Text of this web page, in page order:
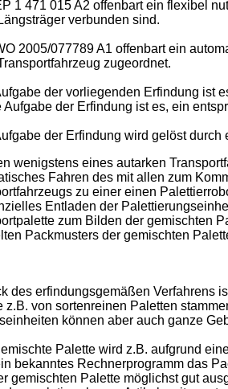
1 471 015 A2 offenbart ein flexibel
verbunden sind.
2005/077789 A1 offenbart ein
zugeordnet.
der vorliegenden Erfindung ist
Aufgabe der Erfindung ist es, ein
der Erfindung wird gelöst
wenigstens eines autarken
Fahren des mit allen zum
zu einer einen
Entladen der
zum Bilden der gemischten
Packmusters der gemischten
des erfindungsgemäßen Verfahrens
z.B. von sortenreinen Paletten
können aber auch ganze
Palette wird z.B. aufgrund
bekanntes Rechnerprogramm das
gemischten Palette möglichst gut